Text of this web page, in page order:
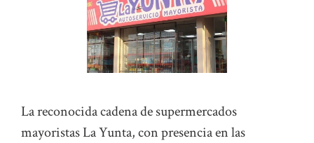
La reconocida cadena de supermercados
mayoristas La Yunta, con presencia en las